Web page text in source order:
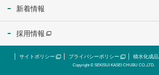
新着情報
採用情報
サイトポリシー プライバシーポリシー 積水化成
Copyright © SEKISUI KASEI CHUBU CO.,LTD.